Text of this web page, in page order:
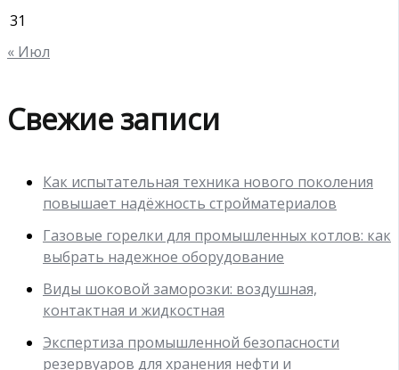
31
« Июл
Свежие записи
Как испытательная техника нового поколения
повышает надёжность стройматериалов
Газовые горелки для промышленных котлов: как
выбрать надежное оборудование
Виды шоковой заморозки: воздушная,
контактная и жидкостная
Экспертиза промышленной безопасности
резервуаров для хранения нефти и